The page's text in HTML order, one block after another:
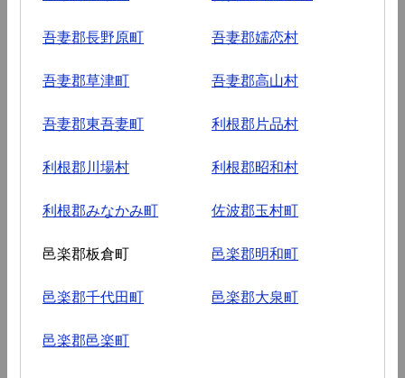
吾妻郡長野原町 吾妻郡嬬恋村
吾妻郡草津町 吾妻郡高山村
吾妻郡東吾妻町 利根郡片品村
利根郡川場村 利根郡昭和村
利根郡みなかみ町 佐波郡玉村町
邑楽郡板倉町 邑楽郡明和町
邑楽郡千代田町 邑楽郡大泉町
邑楽郡邑楽町